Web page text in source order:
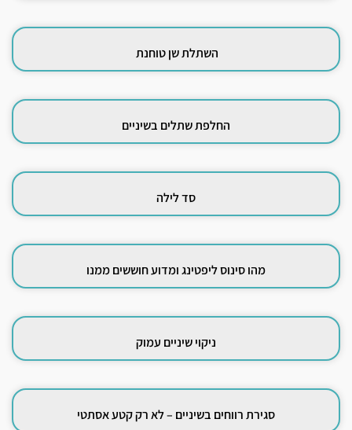
השתלת שן טוחנת
החלפת שתלים בשיניים
סד לילה
מהו סינוס ליפטינג ומדוע חוששים ממנו
ניקוי שיניים עמוק
סגירת רווחים בשיניים – לא רק קטע אסתטי